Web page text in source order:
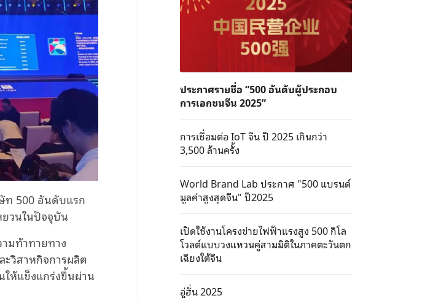
ท 500 อันดับแรก
วนในปัจจุบัน
มท้าทายทาง
วิสาหกิจการผลิต
ให้แข็งแกร่งขึ้นผ่าน
ประกาศรายชื่อ “500 อันดับผู้ประกอบ
การเอกชนจีน 2025”
การเชื่อมต่อ IoT จีน ปี 2025 เกินกว่า
3,500 ล้านครั้ง
World Brand Lab ประกาศ "500 แบรนด์
มูลค่าสูงสุดจีน" ปี2025
เปิดใช้งานโครงข่ายไฟฟ้าแรงสูง 500 กิโล
โวลต์แบบวงแหวนคู่สามมิติในภาคตะวันตก
เฉียงใต้จีน
อู่ฮั่น 2025